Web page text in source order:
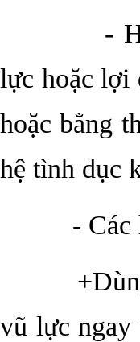
- Hiếp
lực hoặc lợi
hoặc bằng
hệ tình dục
- Các
+Dùng
vũ lực ngay